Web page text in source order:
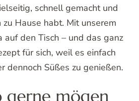
schnell gemacht und
Hause habt. Mit unserem
den Tisch – und das ganz
für sich, weil es einfach
dennoch Süßes zu genießen.
gerne mögen